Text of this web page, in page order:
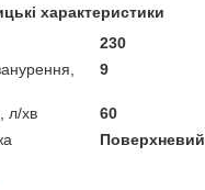
характеристики
230
9
л/хв
60
Поверхневий